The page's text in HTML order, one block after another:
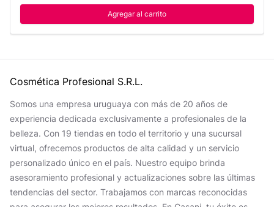
Agregar al carrito
Cosmética Profesional S.R.L.
Somos una empresa uruguaya con más de 20 años de
experiencia dedicada exclusivamente a profesionales de la
belleza. Con 19 tiendas en todo el territorio y una sucursal
virtual, ofrecemos productos de alta calidad y un servicio
personalizado único en el país. Nuestro equipo brinda
asesoramiento profesional y actualizaciones sobre las últimas
tendencias del sector. Trabajamos con marcas reconocidas